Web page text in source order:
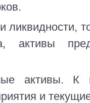
ликвидности,
активы
активы. К
и